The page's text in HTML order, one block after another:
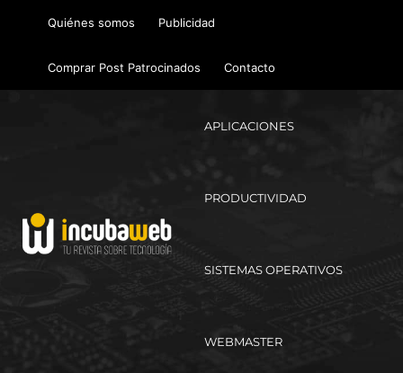
Quiénes somos Publicidad
Comprar Post Patrocinados Contacto
APLICACIONES
PRODUCTIVIDAD
SISTEMAS OPERATIVOS
WEBMASTER